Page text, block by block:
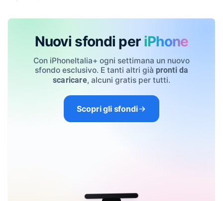
Nuovi sfondi per iPhone
Con iPhoneItalia+ ogni settimana un nuovo
sfondo esclusivo. E tanti altri già pronti da
scaricare, alcuni gratis per tutti.
Scopri gli sfondi